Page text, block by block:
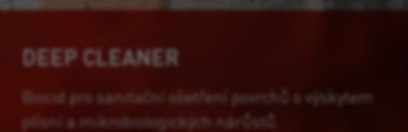
DEEP CLEANER
Biocid pro sanitační ošetření povrchů s výskytem
plísní a mikrobiologických nárůstů.